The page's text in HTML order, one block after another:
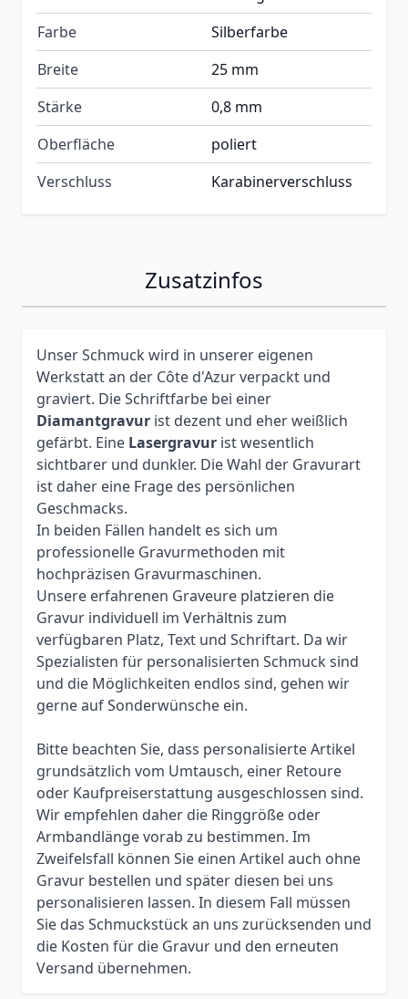
Farbe
Silberfarbe
Breite
25 mm
Stärke
0,8 mm
Oberfläche
poliert
Verschluss
Karabinerverschluss
Zusatzinfos
Unser Schmuck wird in unserer eigenen
Werkstatt an der Côte d'Azur verpackt und
graviert. Die Schriftfarbe bei einer
Diamantgravur ist dezent und eher weißlich
gefärbt. Eine Lasergravur ist wesentlich
sichtbarer und dunkler. Die Wahl der Gravurart
ist daher eine Frage des persönlichen
Geschmacks.
In beiden Fällen handelt es sich um
professionelle Gravurmethoden mit
hochpräzisen Gravurmaschinen.
Unsere erfahrenen Graveure platzieren die
Gravur individuell im Verhältnis zum
verfügbaren Platz, Text und Schriftart. Da wir
Spezialisten für personalisierten Schmuck sind
und die Möglichkeiten endlos sind, gehen wir
gerne auf Sonderwünsche ein.
Bitte beachten Sie, dass personalisierte Artikel
grundsätzlich vom Umtausch, einer Retoure
oder Kaufpreiserstattung ausgeschlossen sind.
Wir empfehlen daher die Ringgröße oder
Armbandlänge vorab zu bestimmen. Im
Zweifelsfall können Sie einen Artikel auch ohne
Gravur bestellen und später diesen bei uns
personalisieren lassen. In diesem Fall müssen
Sie das Schmuckstück an uns zurücksenden und
die Kosten für die Gravur und den erneuten
Versand übernehmen.